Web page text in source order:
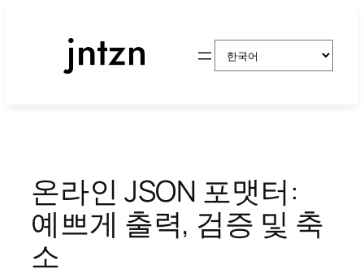
Choose
a
온라인 JSON 포맷터:
예쁘게 출력, 검증 및 축
소